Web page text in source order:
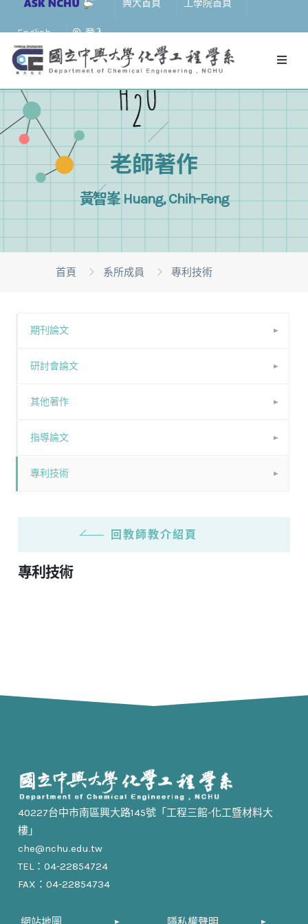
興大首頁 工學院首頁
English 登入
老師著作
黃智峯 Huang, Chih-Feng
首頁 系所成員 專利技術
期刊論文
研討會論文
其他著作
指導論文
專利技術
回教師教介紹頁
專利技術
40227台中市南區興大路145號「工程三館-化工暨材料大
樓」
che@nchu.edu.tw
TEL：04-22854724
FAX：04-22854734